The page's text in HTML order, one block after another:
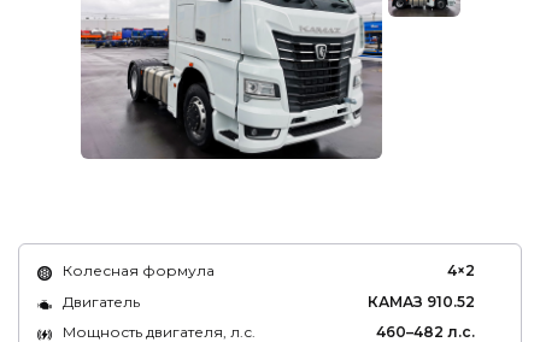
Колесная формула
4×2
Двигатель
КАМАЗ 910.52
Мощность двигателя, л.с.
460–482 л.с.